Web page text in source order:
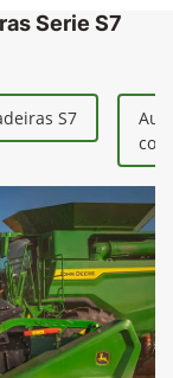
Serie S7
S7